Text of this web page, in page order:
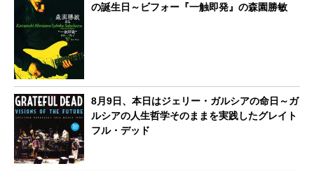
の誕生日～ビフォー『一触即発』の森園勝敏
8月9日、本日はジェリー・ガルシアの命日～ガ
ルシアの人生哲学そのままを実践したグレイト
フル・デッド